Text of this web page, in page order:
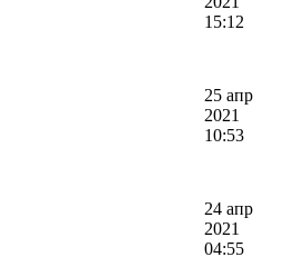
15:12
25 апр
2021
10:53
24 апр
2021
04:55